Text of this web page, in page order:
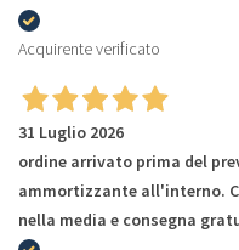
Acquirente verificato
31 Luglio 2026
ordine arrivato prima del
ammortizzante all'interno.
nella media e consegna